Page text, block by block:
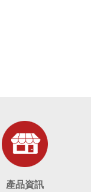
產品資訊